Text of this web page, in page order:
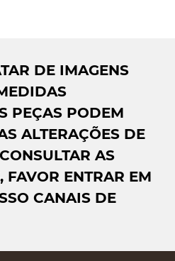
DE IMAGENS
PEÇAS PODEM
ALTERAÇÕES DE
AS
FAVOR ENTRAR EM
CANAIS DE